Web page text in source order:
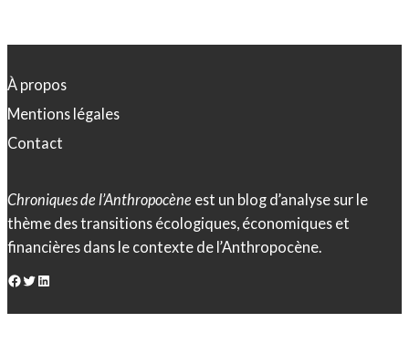
À propos
Mentions légales
Contact
Chroniques de l’Anthropocène est un blog d’analyse sur le
thème des transitions écologiques, économiques et
financières dans le contexte de l’Anthropocène.
Facebook Twitter LinkedIn